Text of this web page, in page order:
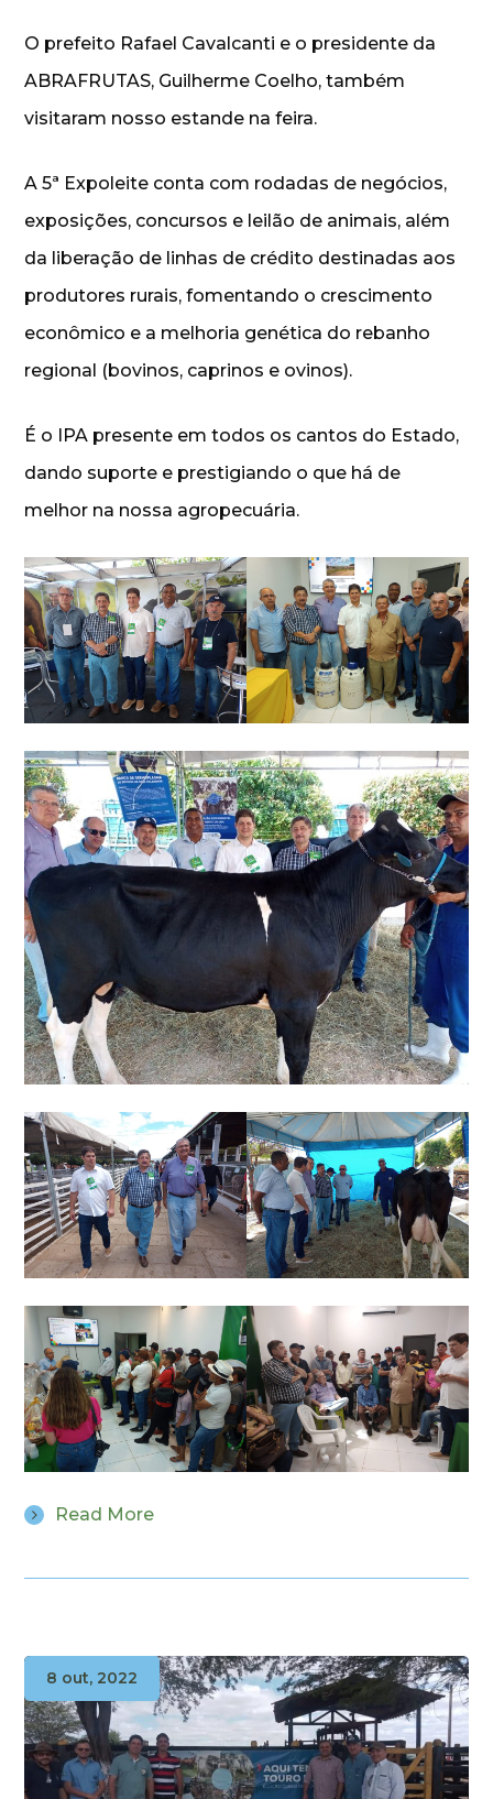
O prefeito Rafael Cavalcanti e o presidente da
ABRAFRUTAS, Guilherme Coelho, também
visitaram nosso estande na feira.
A 5ª Expoleite conta com rodadas de negócios,
exposições, concursos e leilão de animais, além
da liberação de linhas de crédito destinadas aos
produtores rurais, fomentando o crescimento
econômico e a melhoria genética do rebanho
regional (bovinos, caprinos e ovinos).
É o IPA presente em todos os cantos do Estado,
dando suporte e prestigiando o que há de
melhor na nossa agropecuária.
Read More
8 out, 2022